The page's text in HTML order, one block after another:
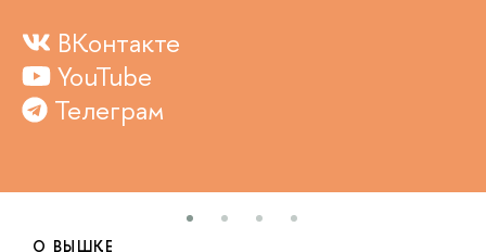
ВКонтакте
YouTube
Телеграм
О ВЫШКЕ